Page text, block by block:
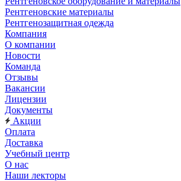
Рентгеновские материалы
Рентгенозащитная одежда
Компания
О компании
Новости
Команда
Отзывы
Вакансии
Лицензии
Документы
Акции
Оплата
Доставка
Учебный центр
О нас
Наши лекторы